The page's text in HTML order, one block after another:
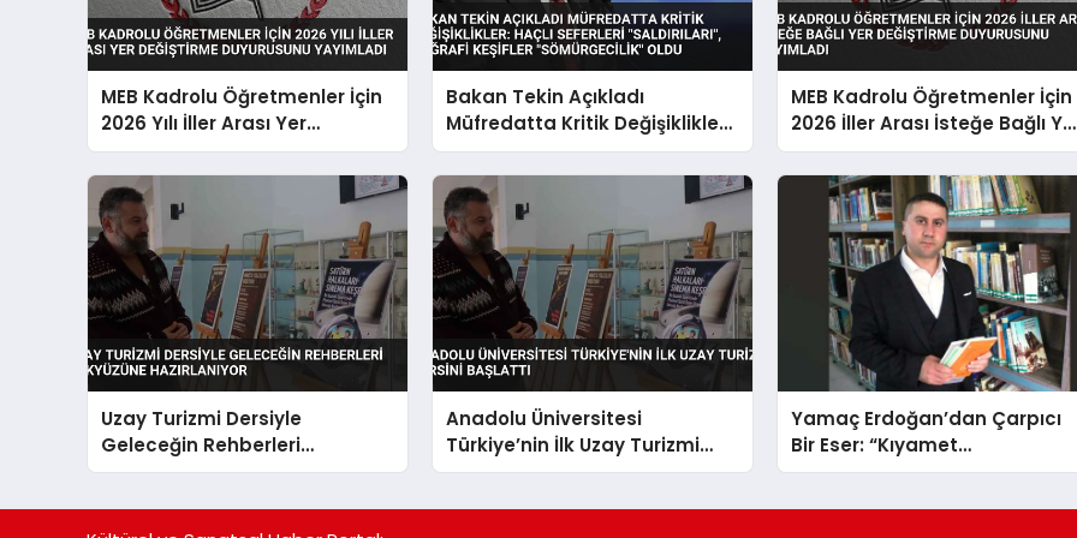
MEB Kadrolu Öğretmenler İçin
2026 Yılı İller Arası Yer
Değiştirme Duyurusunu
Yayımladı
Bakan Tekin Açıkladı
Müfredatta Kritik Değişiklikler:
Haçlı Seferleri “Saldırıları”,
Coğrafi Keşifler “Sömürgecilik”
Oldu
MEB Kadrolu Öğretmenler İçin
2026 İller Arası İsteğe Bağlı
Değiştirme Duyurusunu
Yayımladı
Uzay Turizmi Dersiyle
Geleceğin Rehberleri
Gökyüzüne Hazırlanıyor
Anadolu Üniversitesi
Türkiye’nin İlk Uzay Turizmi
Dersini Başlattı
Yamaç Erdoğan’dan Çarpıcı
Bir Eser: “Kıyamet
Aforizmaları”